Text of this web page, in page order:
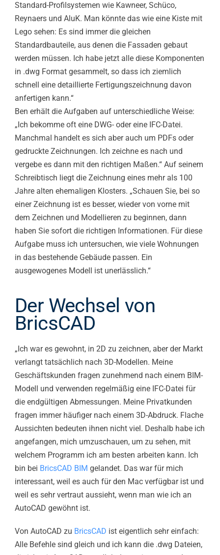
Standard-Profilsystemen wie Kawneer, Schüco,
Reynaers und AluK. Man könnte das wie eine Kiste mit
Lego sehen: Es sind immer die gleichen
Standardbauteile, aus denen die Fassaden gebaut
werden müssen. Ich habe jetzt alle diese Komponenten
in .dwg Format gesammelt, so dass ich ziemlich
schnell eine detaillierte Fertigungszeichnung davon
anfertigen kann.“
Ben erhält die Aufgaben auf unterschiedliche Weise:
„Ich bekomme oft eine DWG- oder eine IFC-Datei.
Manchmal handelt es sich aber auch um PDFs oder
gedruckte Zeichnungen. Ich zeichne es nach und
vergebe es dann mit den richtigen Maßen.“ Auf seinem
Schreibtisch liegt die Zeichnung eines mehr als 100
Jahre alten ehemaligen Klosters. „Schauen Sie, bei so
einer Zeichnung ist es besser, wieder von vorne mit
dem Zeichnen und Modellieren zu beginnen, dann
haben Sie sofort die richtigen Informationen. Für diese
Aufgabe muss ich untersuchen, wie viele Wohnungen
in das bestehende Gebäude passen. Ein
ausgewogenes Modell ist unerlässlich.“
Der Wechsel von
BricsCAD
„Ich war es gewohnt, in 2D zu zeichnen, aber der Markt
verlangt tatsächlich nach 3D-Modellen. Meine
Geschäftskunden fragen zunehmend nach einem BIM-
Modell und verwenden regelmäßig eine IFC-Datei für
die endgültigen Abmessungen. Meine Privatkunden
fragen immer häufiger nach einem 3D-Abdruck. Flache
Aussichten bedeuten ihnen nicht viel. Deshalb habe ich
angefangen, mich umzuschauen, um zu sehen, mit
welchem Programm ich am besten arbeiten kann. Ich
bin bei BricsCAD BIM gelandet. Das war für mich
interessant, weil es auch für den Mac verfügbar ist und
weil es sehr vertraut aussieht, wenn man wie ich an
AutoCAD gewöhnt ist.
Von AutoCAD zu BricsCAD ist eigentlich sehr einfach:
Alle Befehle sind gleich und ich kann die .dwg Dateien,